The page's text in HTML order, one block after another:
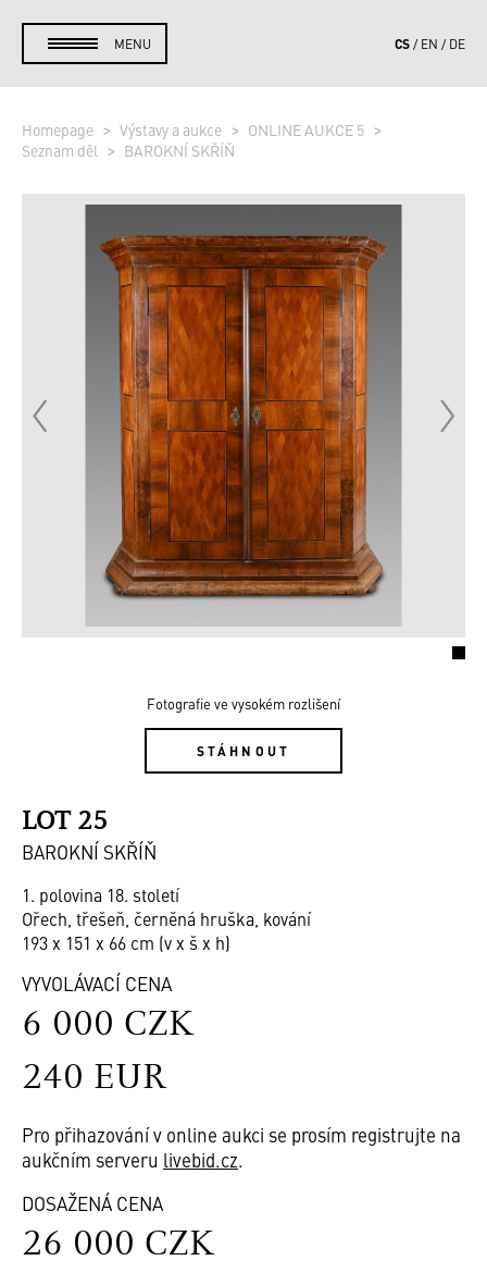
MENU CS EN DE
Homepage Výstavy a aukce
ONLINE AUKCE 5
Seznam děl
BAROKNÍ SKŘÍŇ
Fotografie ve vysokém rozlišení
STÁHNOUT
LOT 25
BAROKNÍ SKŘÍŇ
1. polovina 18. století
Ořech, třešeň, černěná hruška, kování
193 x 151 x 66 cm (v x š x h)
VYVOLÁVACÍ CENA
6 000 CZK
240 EUR
Pro přihazování v online aukci se prosím registrujte na
aukčním serveru livebid.cz.
DOSAŽENÁ CENA
26 000 CZK